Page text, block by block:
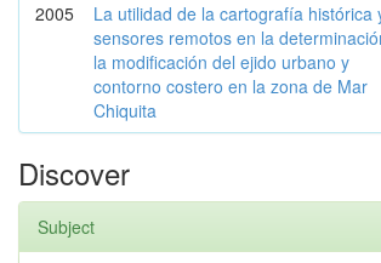
2005
La utilidad de la cartografía histórica
sensores remotos en la
la modificación del ejido urbano y
contorno costero en la zona de Mar
Chiquita
Discover
Subject